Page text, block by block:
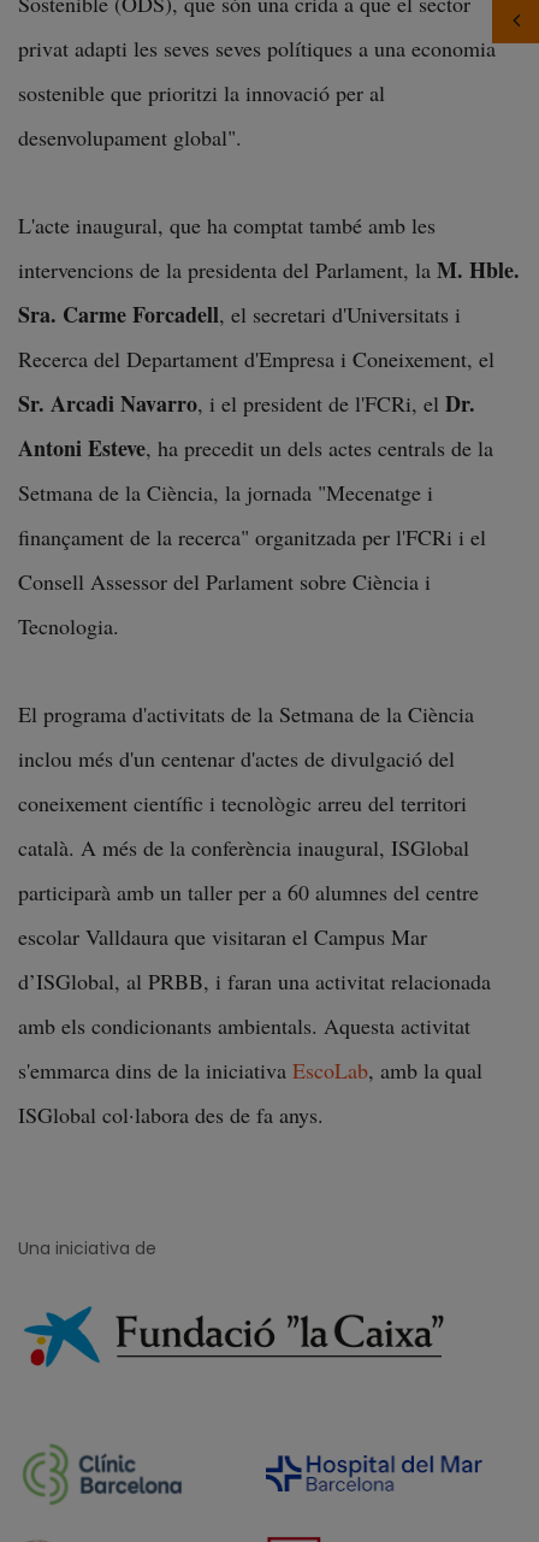
privat adapti les seves seves polítiques a una economia
sostenible que prioritzi la innovació per al
desenvolupament global".
L'acte inaugural, que ha comptat també amb les
intervencions de la presidenta del Parlament, la M. Hble.
Sra. Carme Forcadell, el secretari d'Universitats i
Recerca del Departament d'Empresa i Coneixement, el
Sr. Arcadi Navarro, i el president de l'FCRi, el Dr.
Antoni Esteve, ha precedit un dels actes centrals de la
Setmana de la Ciència, la jornada "Mecenatge i
finançament de la recerca" organitzada per l'FCRi i el
Consell Assessor del Parlament sobre Ciència i
Tecnologia.
El programa d'activitats de la Setmana de la Ciència
inclou més d'un centenar d'actes de divulgació del
coneixement científic i tecnològic arreu del territori
català. A més de la conferència inaugural, ISGlobal
participarà amb un taller per a 60 alumnes del centre
escolar Valldaura que visitaran el Campus Mar
d’ISGlobal, al PRBB, i faran una activitat relacionada
amb els condicionants ambientals. Aquesta activitat
s'emmarca dins de la iniciativa EscoLab, amb la qual
ISGlobal col·labora des de fa anys.
Una iniciativa de